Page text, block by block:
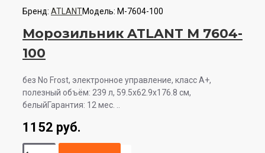
Бренд: ATLANTМодель: М-7604-100
Морозильник ATLANT М 7604-
100
без No Frost, электронное управление, класс A+,
полезный объём: 239 л, 59.5x62.9x176.8 см,
белыйГарантия: 12 мес. ..
1152 руб.